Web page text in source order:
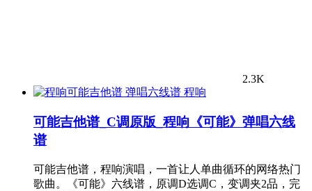
2.3K
程响
可能吉他谱_C调原版_程响《可能》弹唱六线
谱
可能吉他谱，程响演唱，一首让人单曲循环的网络热门
歌曲。《可能》六线谱，原调D选调C，变调夹2品，完